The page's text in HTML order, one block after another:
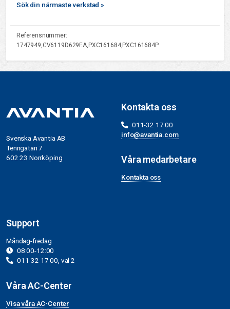
Sök din närmaste verkstad »
Referensnummer:
1747949,CV6119D629EA,PXC161684,PXC161684P
Svenska Avantia AB
Tenngatan 7
602 23 Norrköping
Kontakta oss
011-32 17 00
info@avantia.com
Våra medarbetare
Kontakta oss
Support
Måndag-fredag
08:00-12:00
011-32 17 00, val 2
Våra AC-Center
Visa våra AC-Center